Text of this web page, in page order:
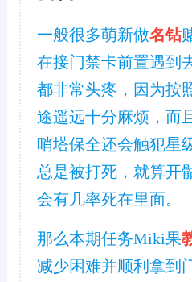
一般很多萌新做名钻
在接门禁卡前置遇到
都非常头疼，因为按
途遥远十分麻烦，而
哨塔保全还会触犯星
总是被打死，就算开
会有几率死在里面。
那么本期任务Miki果
减少困难并顺利拿到